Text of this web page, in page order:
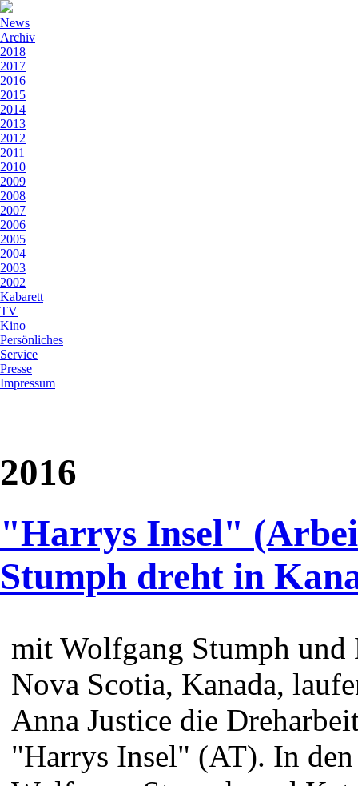
News
Archiv
2018
2017
2016
2015
2014
2013
2012
2011
2010
2009
2008
2007
2006
2005
2004
2003
2002
Kabarett
TV
Kino
Persönliches
Service
Presse
Impressum
2016
"Harrys Insel"
Stumph dreht in
mit Wolfgang Stumph
Nova Scotia, Kanada,
Anna Justice die
"Harrys Insel" (AT). In